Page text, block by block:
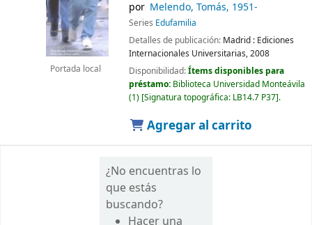
Portada local
por Melendo, Tomás, 1951-
Series Edufamilia
Detalles de publicación: Madrid : Ediciones
Internacionales Universitarias,2008
Disponibilidad:Ítems disponibles para
préstamo: Biblioteca Universidad Monteávila
(1) Signatura topográfica: LB14.7 P37 .
Agregar al carrito
¿No encuentras lo
que estás
buscando?